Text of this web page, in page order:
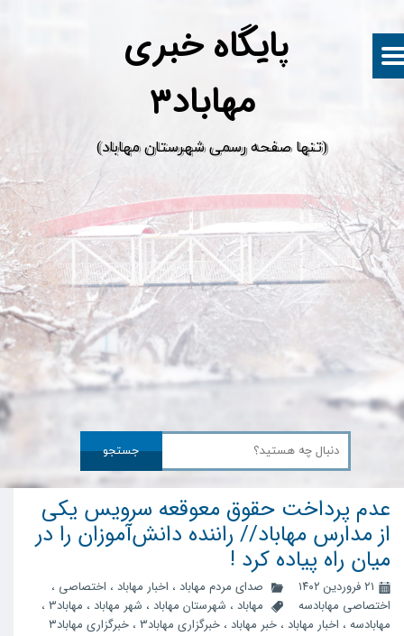
پایگاه خبری
​(تنها صفحه رسمی شهرستان مهاباد)
جستجو
عدم پرداخت حقوق معوقعه سرویس یکی
از مدارس مهاباد// راننده دانش‌آموزان را در
میان راه پیاده کرد !
۲۱ فروردین ۱۴۰۲ صدای مردم مهاباد ، اخبار مهاباد ، اختصاصی ،
اختصاصی مهابادسه
مهاباد ، شهرستان مهاباد ، شهر مهاباد ، مهاباد3
،
مهابادسه ، اخبار مهاباد ، خبر مهاباد ، خبرگزاری مهاباد3 ، خبرگزاری مهاباد۳